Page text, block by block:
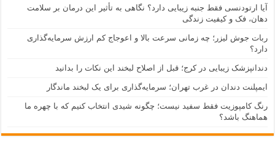
آیا ارتودنسی فقط جنبه زیبایی دارد؟ نگاهی به تأثیر این درمان بر سلامت
دهان، فک و کیفیت زندگی
ربات جوش لیزر؛ چه زمانی سرعت بالا و اعوجاج کم ارزش سرمایه‌گذاری
دارد؟
دندانپزشک زیبایی در کرج؛ قبل از اصلاح لبخند این نکات را بدانید
ایمپلنت دندان در غرب تهران؛ سرمایه‌گذاری برای یک لبخند ماندگار
رنگ کامپوزیت فقط سفید نیست؛ چگونه شیدی انتخاب کنیم که با چهره ما
هماهنگ باشد؟